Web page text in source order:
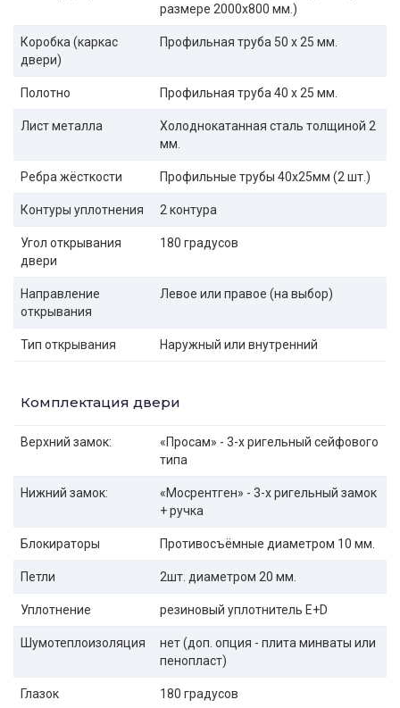
размере 2000x800 мм.)
Коробка (каркас
двери)
Профильная труба 50 х 25 мм.
Полотно Профильная труба 40 х 25 мм.
Лист металла
Холоднокатанная сталь толщиной 2
мм.
Ребра жёсткости Профильные трубы 40х25мм (2 шт.)
Контуры уплотнения 2 контура
Угол открывания
двери
180 градусов
Направление
открывания
Левое или правое (на выбор)
Тип открывания Наружный или внутренний
Комплектация двери
Верхний замок:
«Просам» - 3-х ригельный сейфового
типа
Нижний замок:
«Мосрентген» - 3-х ригельный замок
+ ручка
Блокираторы Противосъёмные диаметром 10 мм.
Петли 2шт. диаметром 20 мм.
Уплотнение резиновый уплотнитель E+D
Шумотеплоизоляция
нет (доп. опция - плита минваты или
пенопласт)
Глазок 180 градусов